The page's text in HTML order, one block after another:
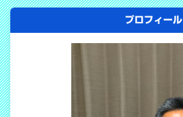
プロフィール